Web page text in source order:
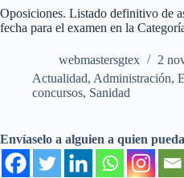
Oposiciones. Listado definitivo de
fecha para el examen en la
webmastersgtex
2
Actualidad, Administración,
concursos, Sanidad
Envíaselo a alguien a quien